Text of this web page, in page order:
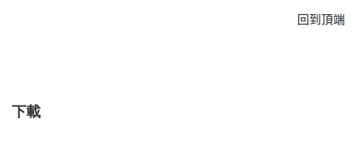
回到頂端
下載